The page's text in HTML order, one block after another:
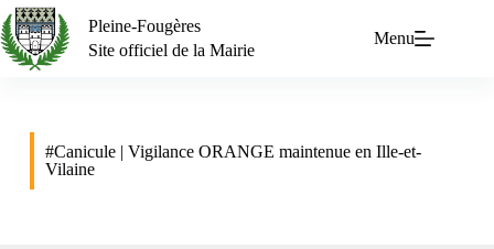
Pleine-Fougères
Site officiel de la Mairie
Menu
#Canicule | Vigilance ORANGE maintenue en Ille-et-
Vilaine